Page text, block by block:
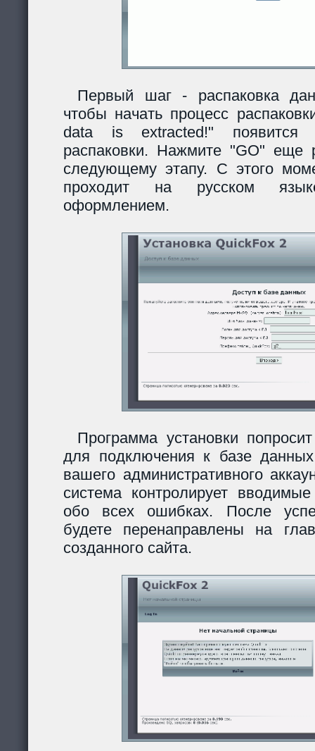
Первый шаг - распаковка
чтобы начать процесс
data is extracted!" появится
распаковки. Нажмите "GO" еще
следующему этапу. С этого
проходит на русском
оформлением.
Программа установки
для подключения к базе
вашего административного
система контролирует
обо всех ошибках. После
будете перенаправлены на
созданного сайта.